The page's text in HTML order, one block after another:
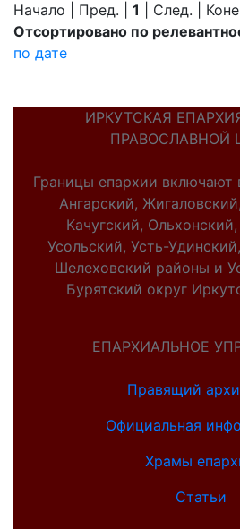
Начало | Пред. | 1 | След. |
Отсортировано по
по дате
ИРКУТСКАЯ
ПРАВОСЛАВНОЙ
Границы епархии включают
Ангарский,
Качугский,
Усольский, Усть-
Шелеховский районы и
Бурятский округ
ЕПАРХИАЛЬНОЕ
Правящий
Официальная
Храмы
Статьи